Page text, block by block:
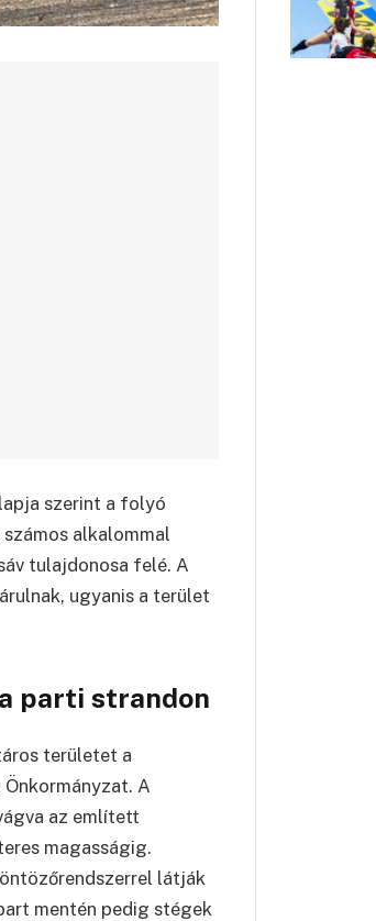
szerint a folyó
alkalommal
tulajdonosa felé. A
ugyanis a terület
parti strandon
területet a
A
az említett
magasságig.
látják
mentén pedig stégek